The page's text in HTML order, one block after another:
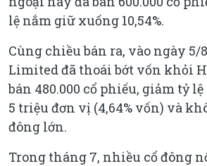
lệ nắm giữ xuống 10,54%.
Cùng chiều bán ra, vào ngày 5/
Limited đã thoái bớt vốn khỏi
bán 480.000 cổ phiếu, giảm tỷ
5 triệu đơn vị (4,64% vốn) và
đông lớn.
Trong tháng 7, nhiều cổ đông